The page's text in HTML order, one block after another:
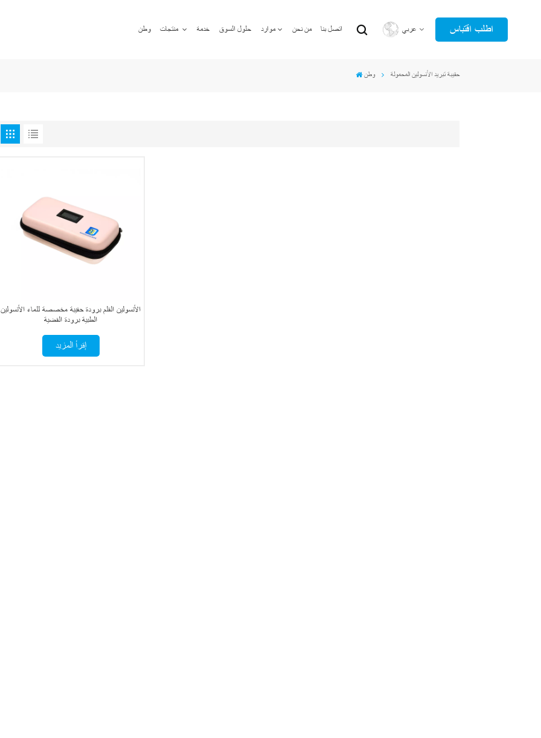
وطن منتجات خدمة حلول السوق موارد من نحن اتصل بنا عربي اطلب اقتباس
وطن حقيبة تبريد الأنسولين المحمولة
الأنسولين القلم برودة حقيبة مخصصة للماء الأنسولين
الطبية برودة القضية
إقرأ المزيد